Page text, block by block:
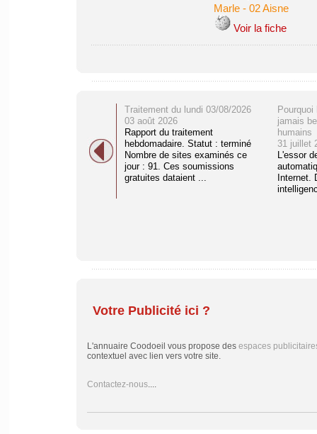
Marle- 02 Aisne
Voir la fiche
Traitement du lundi 03/08/2026
03 août 2026
Rapport du traitement
hebdomadaire. Statut : terminé
Nombre de sites examinés ce
jour : 91. Ces soumissions
gratuites dataient ...
jamais
humains
31 juillet
L'essor
Internet.
Votre Publicité ici ?
L'annuaire Coodoeil vous propose des espaces
contextuel avec lien vers votre site.
Contactez-nous....